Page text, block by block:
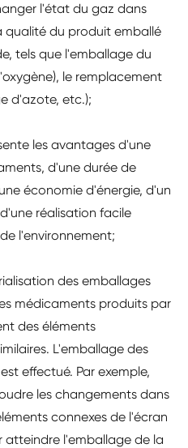
l'état du gaz dans
qualité du produit emballé
tels que l'emballage du
le remplacement
d'azote, etc.);
les avantages d'une
d'une durée de
économie d'énergie, d'un
réalisation facile
l'environnement;
des emballages
médicaments produits par
des éléments
L'emballage des
effectué. Par exemple,
les changements dans
connexes de l'écran
atteindre l'emballage de la